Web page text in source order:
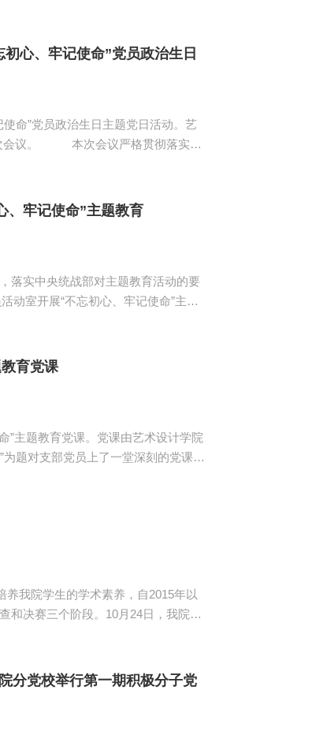
们...
心、牢记使命”党员政治生日
命”党员政治生日主题党日活动。艺
贯彻落实
牢记使命”主题教育
落实中央统战部对主题教育活动的要
动室开展“不忘初心、牢记使命”主题
育党课
”主题教育党课。党课由艺术设计学院
养我院学生的学术素养，自2015年以
和决赛三个阶段。10月24日，我院于
分党校举行第一期积极分子党